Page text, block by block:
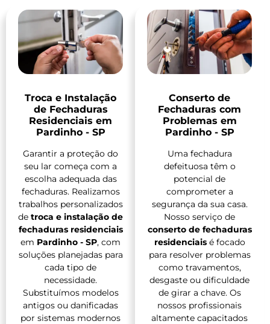
Troca e Instalação
de Fechaduras
Residenciais em
Pardinho - SP
Garantir a proteção do
seu lar começa com a
escolha adequada das
fechaduras. Realizamos
trabalhos personalizados
de troca e instalação de
fechaduras residenciais
em Pardinho - SP, com
soluções planejadas para
cada tipo de
necessidade.
Substituímos modelos
antigos ou danificadas
por sistemas modernos
Conserto de
Fechaduras com
Problemas em
Pardinho - SP
Uma fechadura
defeituosa têm o
potencial de
comprometer a
segurança da sua casa.
Nosso serviço de
conserto de fechaduras
residenciaisé focado
para resolver problemas
como travamentos,
desgaste ou dificuldade
de girar a chave. Os
nossos profissionais
altamente capacitados